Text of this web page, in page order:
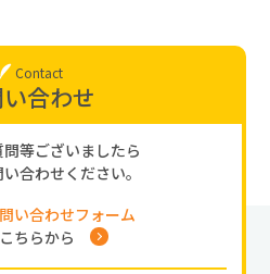
Contact
合わせ
等ございましたら
合わせください。
い合わせフォーム
ちらから